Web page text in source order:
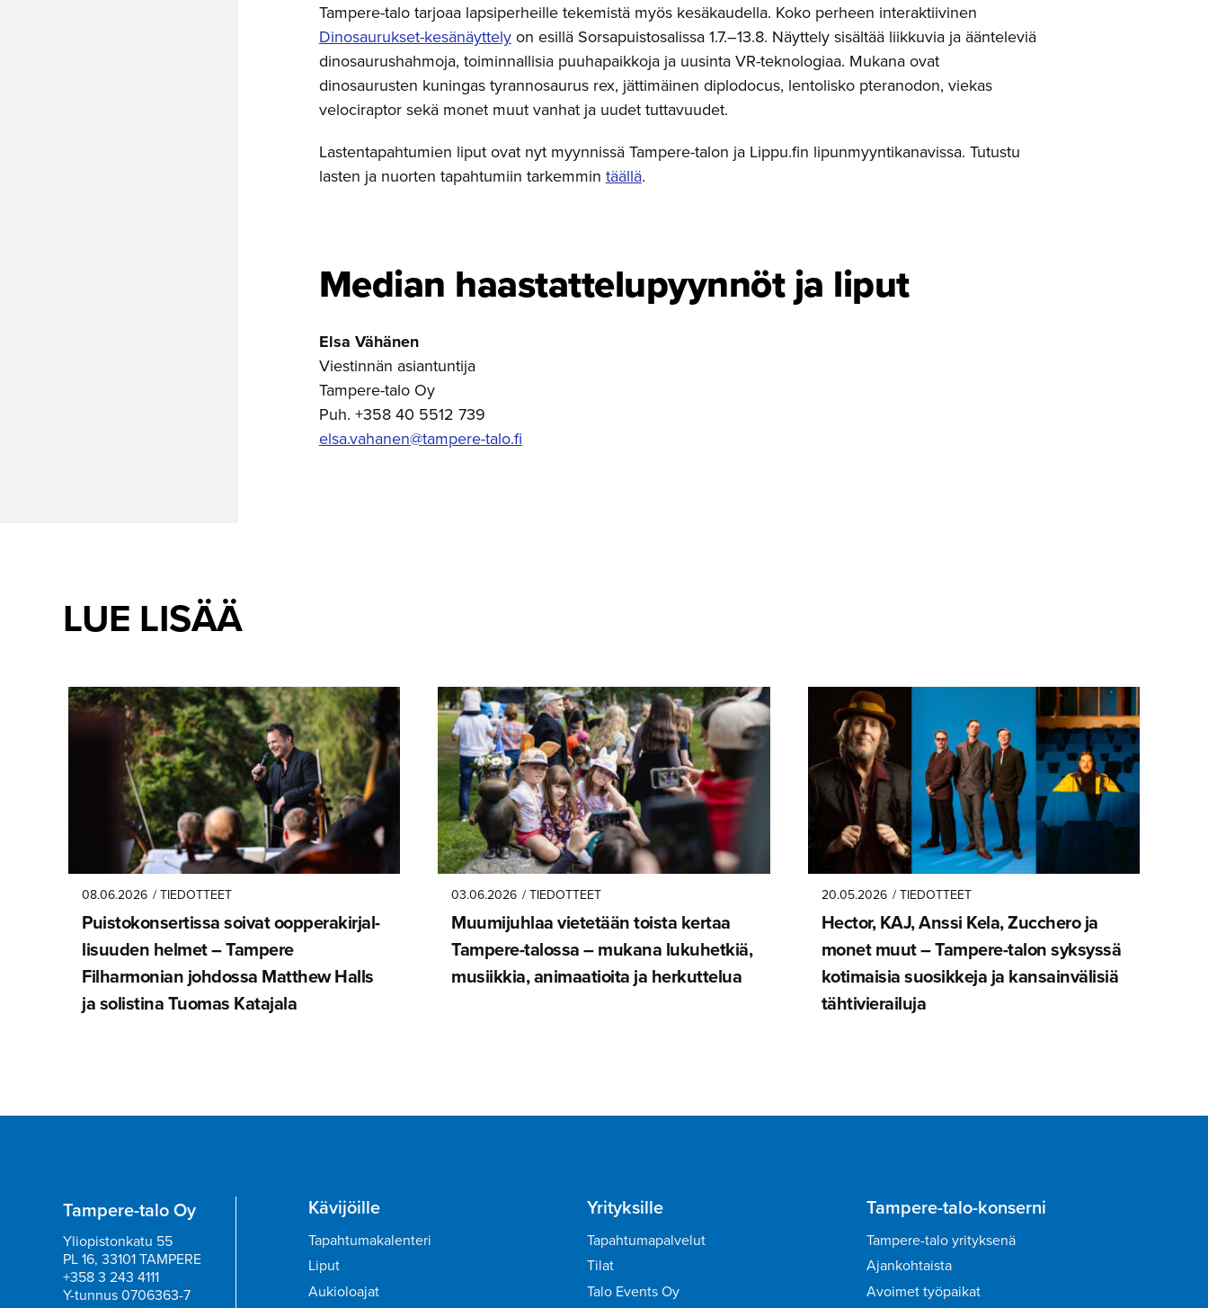
Tampere-talo tarjoaa lapsiperheille tekemistä myös kesäkaudella. Koko perheen interaktiivinen
Dinosaurukset-kesänäyttelyon esillä Sorsapuistosalissa 1.7.–13.8. Näyttely sisältää liikkuvia ja äänteleviä
dinosaurushahmoja, toiminnallisia puuhapaikkoja ja uusinta VR-teknologiaa. Mukana ovat
dinosaurusten kuningas tyrannosaurus rex, jättimäinen diplodocus, lentolisko pteranodon, viekas
velociraptor sekä monet muut vanhat ja uudet tuttavuudet.
Lastentapahtumien liput ovat nyt myynnissä Tampere-talon ja Lippu.fin lipunmyyntikanavissa. Tutustu
lasten ja nuorten tapahtumiin tarkemmin täällä.
Median haastatte­lu­pyynnöt ja liput
Elsa Vähänen
Viestinnän asiantuntija
Tampere-talo Oy
Puh. +358 40 5512 739
elsa.vahanen@tampere-talo.fi
LUE LISÄÄ
08.06.2026 / TIEDOTTEET
Puistokon­ser­tissa soivat oopperakir­jal­
li­suuden helmet – Tampere
Filharmonian johdossa Matthew Halls
ja solistina Tuomas Katajala
03.06.2026 / TIEDOTTEET
Muumijuhlaa vietetään toista kertaa
Tampere-ta­lossa – mukana lukuhetkiä,
musiikkia, animaatioita ja herkuttelua
20.05.2026 / TIEDOTTEET
Hector, KAJ, Anssi Kela, Zucchero ja
monet muut – Tampere-talon syksyssä
kotimaisia suosikkeja ja kansainvä­lisiä
tähtivie­railuja
Tampere-talo Oy
Yliopistonkatu 55
PL 16, 33101 TAMPERE
+358 3 243 4111
Y-tunnus 0706363-7
Kävijöille
Tapahtumakalenteri
Liput
Aukioloajat
Yrityksille
Tapahtumapalvelut
Tilat
Talo Events Oy
Tampere-talo-konserni
Tampere-talo yrityksenä
Ajankohtaista
Avoimet työpaikat